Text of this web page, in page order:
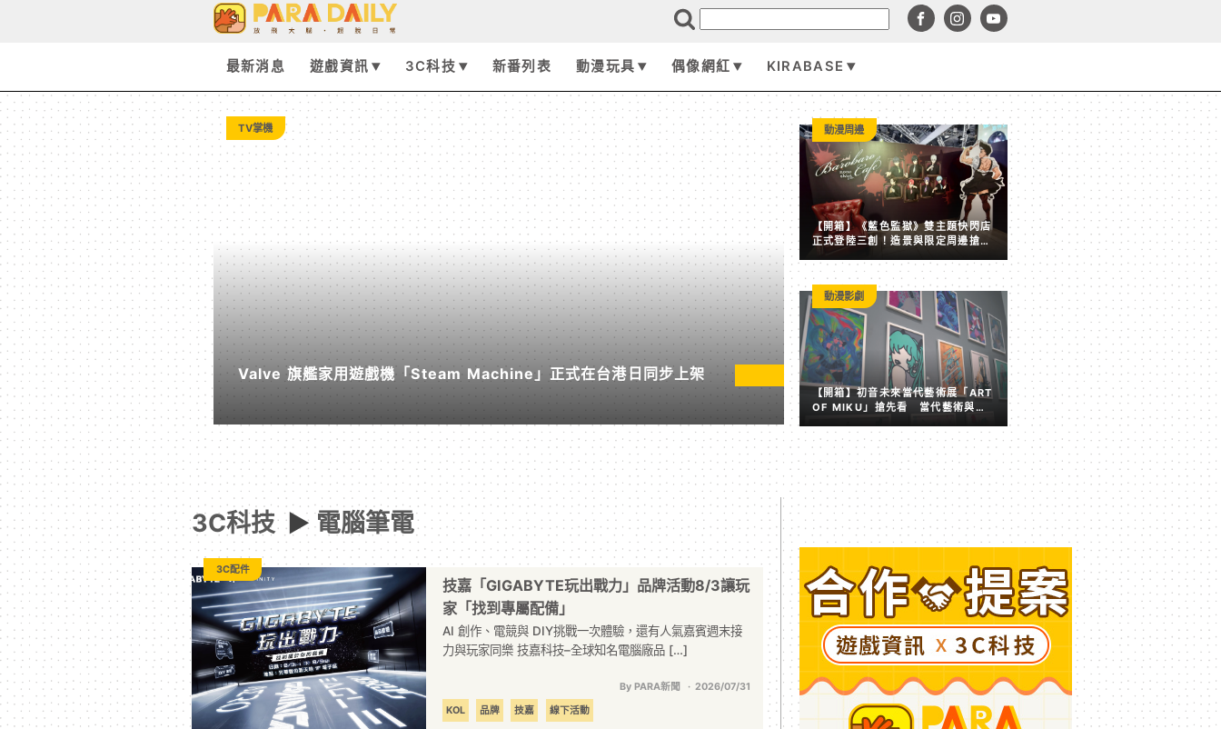
技
►
電
腦
筆
電
-
Paradaily
-
遊
戲
｜
最新消息 遊戲資訊 3C科技 新番列表 動漫玩具 偶像網紅 KIRABASE
TV掌機
Valve 旗艦家用遊戲機「Steam Machine」正式在台港日同步上架
3C科技
韓媒直擊黃仁勳合體 Faker 同框簽名 RTX 5090！現場送
喊：「我需要錢」
【開箱】《藍色監獄》雙主題快閃店
正式登陸三創！造景與限定周邊搶先
動漫周邊
【開箱】初音未來當代藝術展「ART
OF MIKU」搶先看 當代藝術與虛
擬歌姬激盪出的全新火花
動漫影劇
3C科技 ►電腦筆電
3C配件
技嘉「GIGABYTE玩出戰力」品牌活動8/3讓玩
家「找到專屬配備」
AI 創作、電競與 DIY挑戰一次體驗，還有人氣嘉賓週末接
力與玩家同樂 技嘉科技–全球知名電腦廠品 […]
By PARA新聞
2026/07/31
KOL
品牌 技嘉 線下活動